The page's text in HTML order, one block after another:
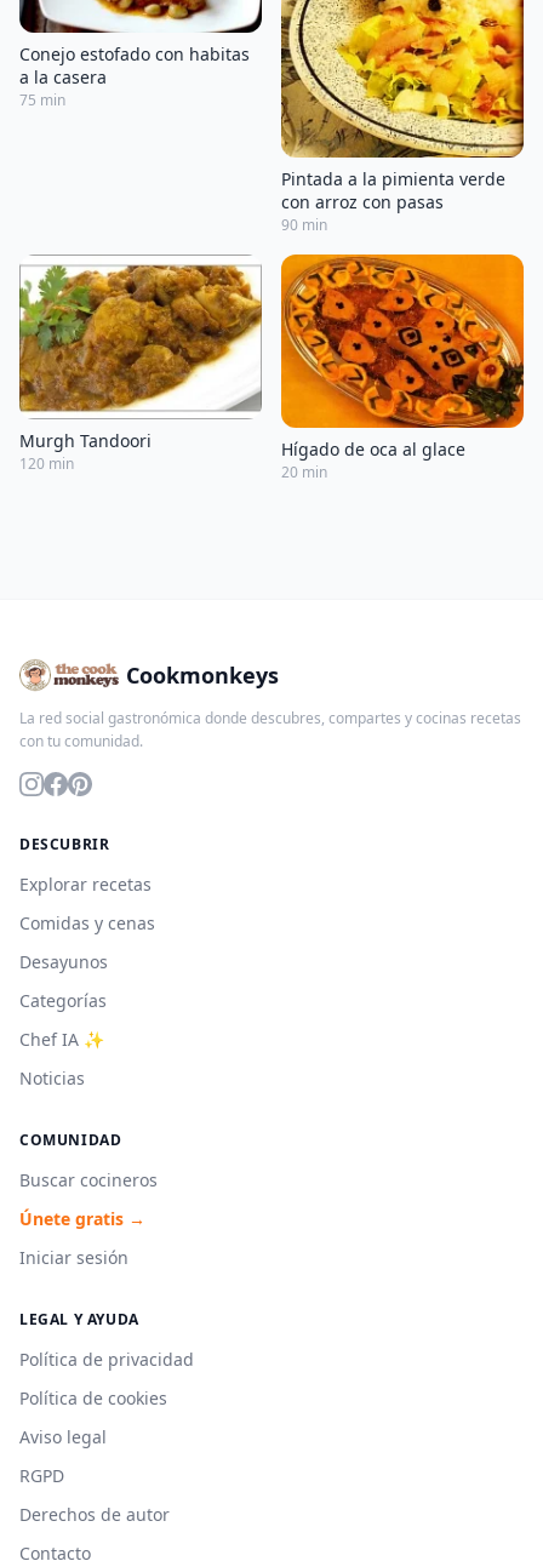
Conejo estofado con habitas
a la casera
75 min
Pintada a la pimienta verde
con arroz con pasas
90 min
Murgh Tandoori
120 min
Hígado de oca al glace
20 min
Cookmonkeys
La red social gastronómica donde descubres, compartes y cocinas recetas
con tu comunidad.
DESCUBRIR
Explorar recetas
Comidas y cenas
Desayunos
Categorías
Chef IA ✨
Noticias
COMUNIDAD
Buscar cocineros
Únete gratis →
Iniciar sesión
LEGAL Y AYUDA
Política de privacidad
Política de cookies
Aviso legal
RGPD
Derechos de autor
Contacto